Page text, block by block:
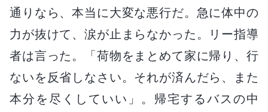
通りなら、本当に大変な悪行だ。急に体中の
力が抜けて、涙が止まらなかった。リー指導
者は言った。「荷物をまとめて家に帰り、行
ないを反省しなさい。それが済んだら、また
本分を尽くしていい」。帰宅するバスの中